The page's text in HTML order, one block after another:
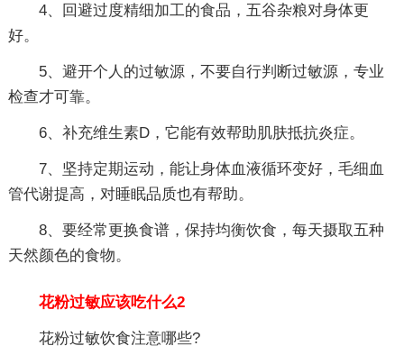
4、回避过度精细加工的食品，五谷杂粮对身体更
好。
5、避开个人的过敏源，不要自行判断过敏源，专业
检查才可靠。
6、补充维生素D，它能有效帮助肌肤抵抗炎症。
7、坚持定期运动，能让身体血液循环变好，毛细血
管代谢提高，对睡眠品质也有帮助。
8、要经常更换食谱，保持均衡饮食，每天摄取五种
天然颜色的食物。
花粉过敏应该吃什么2
花粉过敏饮食注意哪些?